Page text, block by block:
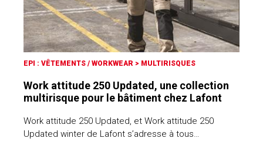
EPI : VÊTEMENTS / WORKWEAR > MULTIRISQUES
Work attitude 250 Updated, une collection
multirisque pour le bâtiment chez Lafont
Work attitude 250 Updated, et Work attitude 250
Updated winter de Lafont s’adresse à tous…